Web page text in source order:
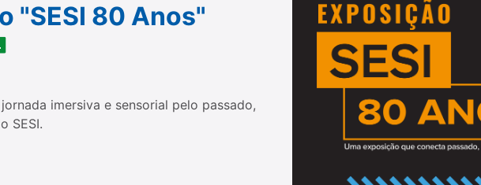
"SESI 80 Anos"
imersiva e sensorial pelo passado,
SESI.